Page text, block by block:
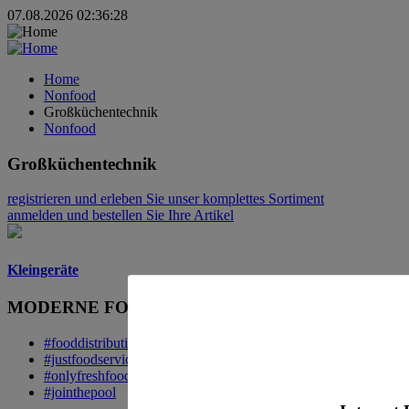
07.08.2026 02:36:28
Home
Nonfood
Großküchentechnik
Nonfood
Großküchentechnik
registrieren und erleben Sie unser komplettes Sortiment
anmelden und bestellen Sie Ihre Artikel
Kleingeräte
MODERNE FOOD DISTRIBUTION.
#fooddistribution
#justfoodservice
#onlyfreshfood
#jointhepool